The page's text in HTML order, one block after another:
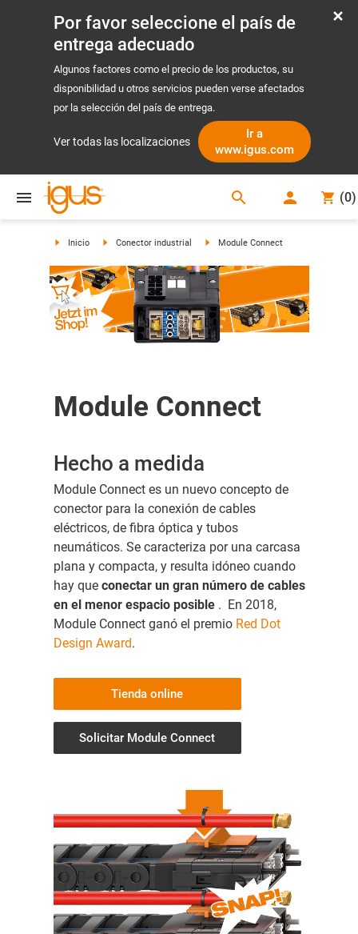
Por favor seleccione el país de
entrega adecuado
Algunos factores como el precio de los productos, su
disponibilidad u otros servicios pueden verse afectados
por la selección del país de entrega.
Ver todas las localizaciones
Ir a
www.igus.com
search (0)
Inicio Conector industrial Module Connect
Module Connect
Hecho a medida
Module Connect es un nuevo concepto de
conector para la conexión de cables
eléctricos, de fibra óptica y tubos
neumáticos. Se caracteriza por una carcasa
plana y compacta, y resulta idóneo cuando
hay que conectar un gran número de cables
en el menor espacio posible . En 2018,
Module Connect ganó el premio Red Dot
Design Award.
Tienda online
Solicitar Module Connect